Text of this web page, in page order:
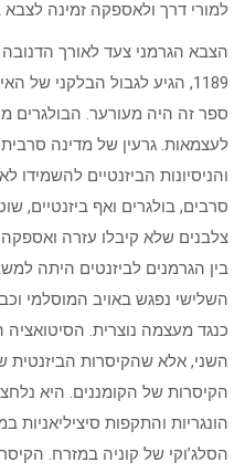
למורי דרך ולאספקה זמינה לצבא
הצבא הגרמני צעד לאורך הדנובה
1189, הגיע לגבול הבלקני
ספר זה היה מעורער. הבולגרים
לעצמאות. גרעין של מדינה
והניסיונות הביזנטיים להשמידו
סרבים, בולגרים ואף ביזנטיים,
צלבנים שלא קיבלו עזרה ואספקה
בין הגרמנים לביזנטים היתה
השלישי נפגש באויב המוסלמי
כנגד מעצמה נוצרית.
השני, אלא שהקיסרות הביזנטית
הקיסרות של הקומננים. היא
הונגריות והתקפות סיציליאניות
הסלג’וקי של קוניה במזרח. הקיסר